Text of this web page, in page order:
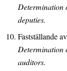
Determination
deputies.
Fastställande
Determination
auditors.